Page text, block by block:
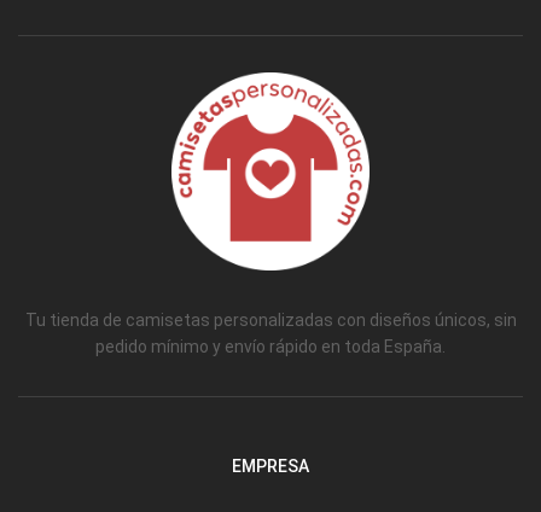
Tu tienda de camisetas personalizadas con diseños únicos, sin
pedido mínimo y envío rápido en toda España.
EMPRESA